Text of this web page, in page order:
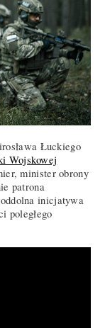
Łuckiego
Wojskowej
minister obrony
patrona
inicjatywa
poległego